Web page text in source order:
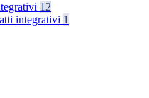
12
integrativi 1